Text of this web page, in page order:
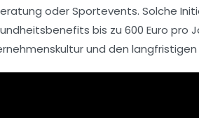
oderSportevents. Solche
bis zu 600 Euro pro
und den langfristigen